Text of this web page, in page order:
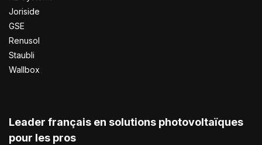
Joriside
GSE
Renusol
Staubli
Wallbox
Leader français en solutions photovoltaïques
pour les pros